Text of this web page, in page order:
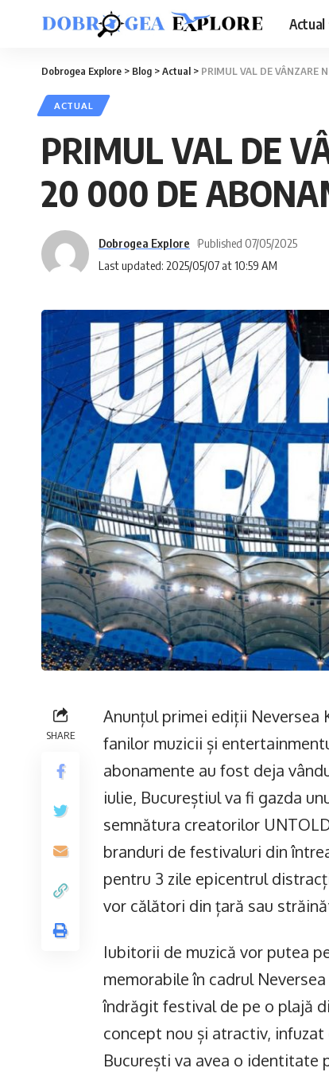
Actual
Dobrogea Explore > Blog >Actual > PRIMUL VAL DE VÂNZARE
ACTUAL
PRIMUL VAL DE
20 000 DE
Last updated: 2025/05/07 at 10:59 AM
Dobrogea Explore Published 07/05/2025
SHARE
Anunțul primei ediții Neversea
fanilor muzicii și
abonamente au fost deja
iulie, Bucureștiul va fi gazda
semnătura creatorilor
branduri de festivaluri din
pentru 3 zile epicentrul
vor călători din țară sau
Iubitorii de muzică vor putea
memorabile în cadrul
îndrăgit festival de pe o plajă
concept nou și atractiv,
București va avea o identitate